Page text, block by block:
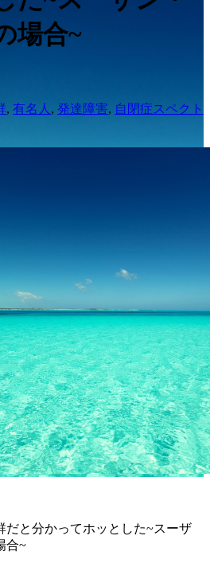
場合~
, 有名人 , 発達障害, 自閉症スペクト
だと分かってホッとした~スーザ
合~